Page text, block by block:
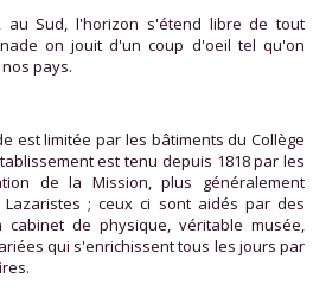
au Sud, l'horizon s'étend libre de tout
on jouit d'un coup d'oeil tel qu'on
pays.
est limitée par les bâtiments du Collège
est tenu depuis 1818 par les
de la Mission, plus généralement
; ceux ci sont aidés par des
cabinet de physique, véritable musée,
qui s'enrichissent tous les jours par